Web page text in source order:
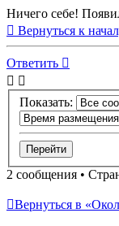
Ничего себе!
Вернуться к
Ответить
Показать:
2 сообщения •
Вернуться в